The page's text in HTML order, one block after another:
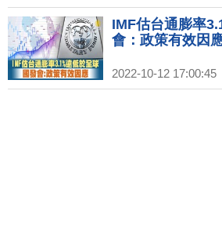
IMF估台通膨率
會：政策有效因
2022-10-12 17:00:45